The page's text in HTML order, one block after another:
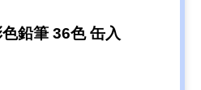
鉛筆 36色 缶入